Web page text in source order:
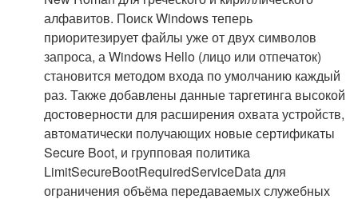
алфавитов. Поиск Windows теперь
приоритезирует файлы уже от двух символов
запроса, а Windows Hello (лицо или отпечаток)
становится методом входа по умолчанию каждый
раз. Также добавлены данные таргетинга высокой
достоверности для расширения охвата устройств,
автоматически получающих новые сертификаты
Secure Boot, и групповая политика
LimitSecureBootRequiredServiceData для
ограничения объёма передаваемых служебных